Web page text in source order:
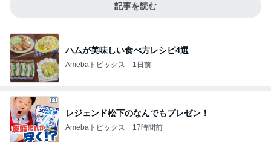
記事を読む
ハムが美味しい食べ方レシピ4選
Amebaトピックス 1日前
レジェンド松下のなんでもプレゼン！
Amebaトピックス 17時間前